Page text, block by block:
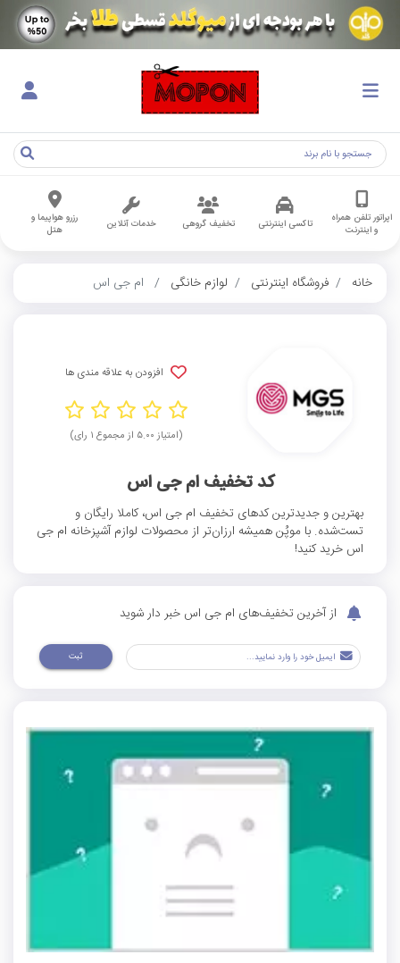
اپراتور تلفن همراه
و اینترنت
تاکسی اینترنتی تخفیف گروهی خدمات آنلاین
رزرو هواپیما و
هتل
خانه فروشگاه اینترنتی لوازم خانگی ام جی اس
افزودن به علاقه مندی ها
(امتیاز ۵.۰۰ از مجموع ۱ رای)
کد تخفیف ام جی اس
بهترین و جدیدترین کدهای تخفیف ام جی اس، کاملا رایگان و
تست‌شده. با موپُن همیشه ارزان‌تر از محصولات لوازم آشپزخانه ام جی
اس خرید کنید!
از آخرین تخفیف‌های ام جی اس خبر دار شوید
ثبت